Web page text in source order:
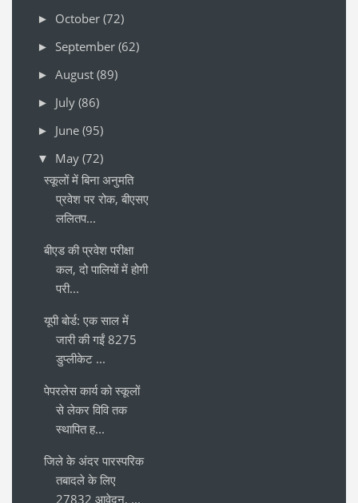
► October (72)
► September (62)
► August (89)
► July (86)
► June (95)
▼ May (72)
स्कूलों में बिना अनुमति
प्रवेश पर रोक, बीएसए
ललितप...
बीएड की प्रवेश परीक्षा
कल, दो पालियों में होगी
परी...
यूपी बोर्ड: एक साल में
जारी की गईं 8275
डुप्लीकेट ...
पेपरलेस कार्य को स्कूलों
से लेकर विवि तक
स्थापित ह...
जिले के अंदर पारस्परिक
तबादले के लिए
27832 आवेदन, ...